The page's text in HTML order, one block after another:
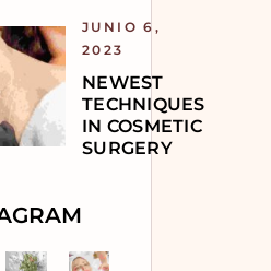
NEWEST
TECHNIQUES
IN COSMETIC
SURGERY
JUNIO 6,
2023